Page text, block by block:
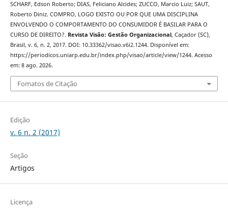
SCHARF, Edson Roberto; DIAS, Feliciano Alcides; ZUCCO, Marcio Luiz; SAUT,
Roberto Diniz. COMPRO, LOGO EXISTO OU POR QUE UMA DISCIPLINA
ENVOLVENDO O COMPORTAMENTO DO CONSUMIDOR É BASILAR PARA O
CURSO DE DIREITO?. Revista Visão: Gestão Organizacional, Caçador (SC),
Brasil, v. 6, n. 2, 2017. DOI: 10.33362/visao.v6i2.1244. Disponível em:
https://periodicos.uniarp.edu.br/index.php/visao/article/view/1244. Acesso
em: 8 ago. 2026.
Fomatos de Citação
Edição
v. 6 n. 2 (2017)
Seção
Artigos
Licença